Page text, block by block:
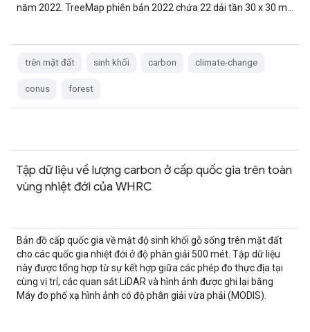
năm 2022. TreeMap phiên bản 2022 chứa 22 dải tần 30 x 30 m…
trên mặt đất sinh khối carbon climate-change
conus forest
Tập dữ liệu về lượng carbon ở cấp quốc gia trên toàn
vùng nhiệt đới của WHRC
Bản đồ cấp quốc gia về mật độ sinh khối gỗ sống trên mặt đất
cho các quốc gia nhiệt đới ở độ phân giải 500 mét. Tập dữ liệu
này được tổng hợp từ sự kết hợp giữa các phép đo thực địa tại
cùng vị trí, các quan sát LiDAR và hình ảnh được ghi lại bằng
Máy đo phổ xạ hình ảnh có độ phân giải vừa phải (MODIS).